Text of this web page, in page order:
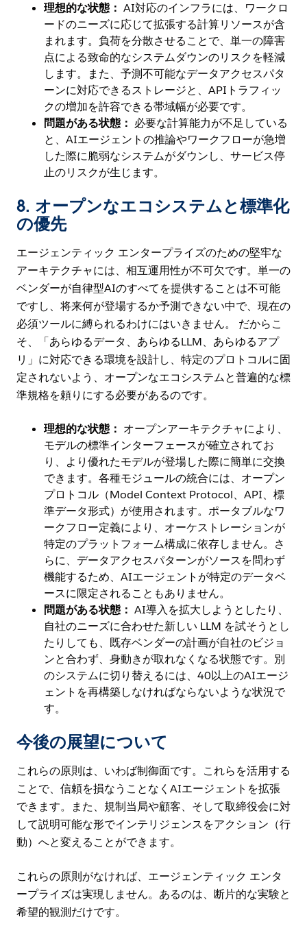
理想的な状態： AI対応のインフラには、ワークロ
ードのニーズに応じて拡張する計算リソースが含
まれます。負荷を分散させることで、単一の障害
点による致命的なシステムダウンのリスクを軽減
します。また、予測不可能なデータアクセスパタ
ーンに対応できるストレージと、APIトラフィッ
クの増加を許容できる帯域幅が必要です。
問題がある状態： 必要な計算能力が不足している
と、AIエージェントの推論やワークフローが急増
した際に脆弱なシステムがダウンし、サービス停
止のリスクが生じます。
8. オープンなエコシステムと標準化
の優先
エージェンティック エンタープライズのための堅牢な
アーキテクチャには、相互運用性が不可欠です。単一の
ベンダーが自律型AIのすべてを提供することは不可能
ですし、将来何が登場するか予測できない中で、現在の
必須ツールに縛られるわけにはいきません。 だからこ
そ、「あらゆるデータ、あらゆるLLM、あらゆるアプ
リ」に対応できる環境を設計し、特定のプロトコルに固
定されないよう、オープンなエコシステムと普遍的な標
準規格を頼りにする必要があるのです。
理想的な状態： オープンアーキテクチャにより、
モデルの標準インターフェースが確立されてお
り、より優れたモデルが登場した際に簡単に交換
できます。各種モジュールの統合には、オープン
プロトコル（Model Context Protocol、API、標
準データ形式）が使用されます。ポータブルなワ
ークフロー定義により、オーケストレーションが
特定のプラットフォーム構成に依存しません。さ
らに、データアクセスパターンがソースを問わず
機能するため、AIエージェントが特定のデータベ
ースに限定されることもありません。
問題がある状態： AI導入を拡大しようとしたり、
自社のニーズに合わせた新しい LLM を試そうとし
たりしても、既存ベンダーの計画が自社のビジョ
ンと合わず、身動きが取れなくなる状態です。別
のシステムに切り替えるには、40以上のAIエージ
ェントを再構築しなければならないような状況で
す。
今後の展望について
これらの原則は、いわば制御面です。これらを活用する
ことで、信頼を損なうことなくAIエージェントを拡張
できます。また、規制当局や顧客、そして取締役会に対
して説明可能な形でインテリジェンスをアクション（行
動）へと変えることができます。
これらの原則がなければ、エージェンティック エンタ
ープライズは実現しません。あるのは、断片的な実験と
希望的観測だけです。